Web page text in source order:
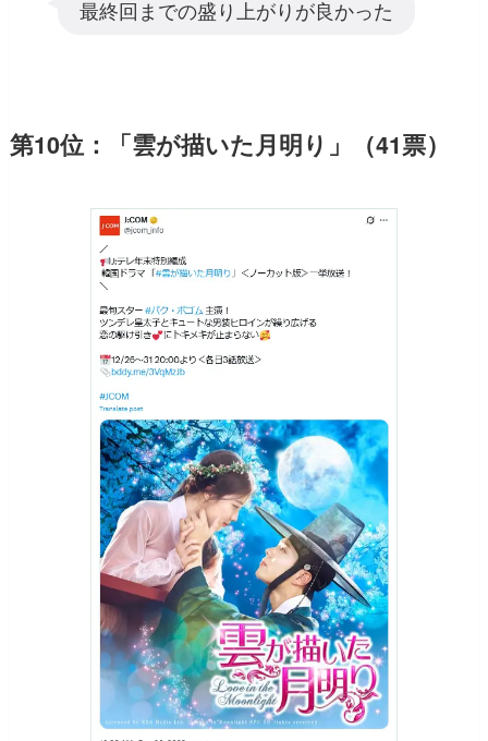
最終回までの盛り上がりが良かった
第10位：「雲が描いた月明り」（41票）